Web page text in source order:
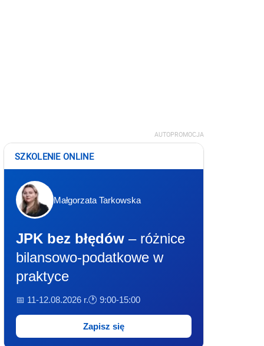
AUTOPROMOCJA
SZKOLENIE ONLINE
Małgorzata Tarkowska
JPK bez błędów – różnice
bilansowo-podatkowe w
praktyce
📅 11-12.08.2026 r.🕐 9:00-15:00
Zapisz się